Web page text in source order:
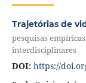
Trajetórias de
pesquisas
interdisciplinares
DOI: https://